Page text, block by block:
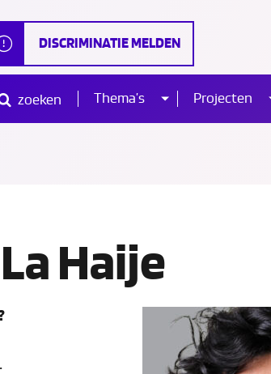
zoeken Thema’s
Sub
Projecten
DISCRIMINATIE MELDEN
Haije